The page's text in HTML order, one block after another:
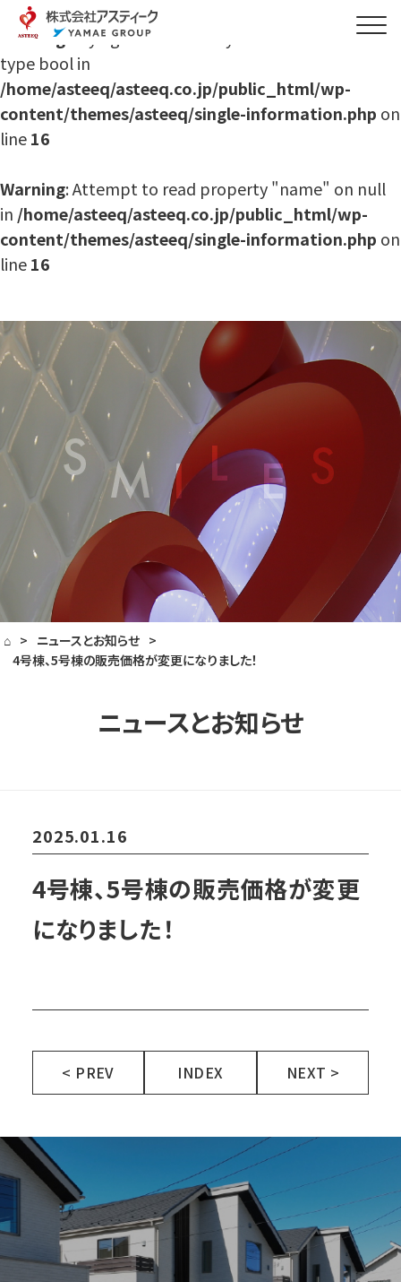
Warning: Trying to access array offset on value of
type bool in
/home/asteeq/asteeq.co.jp/public_html/wp-
content/themes/asteeq/single-information.php on
line16
Warning: Attempt to read property "name" on null
in /home/asteeq/asteeq.co.jp/public_html/wp-
content/themes/asteeq/single-information.php on
line16
⌂ > ニュースとお知らせ >
4号棟、5号棟の販売価格が変更になりました！
ニュースとお知らせ
2025.01.16
4号棟、5号棟の販売価格が変更
になりました！
< PREV INDEX NEXT >